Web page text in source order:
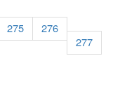
275
276
277